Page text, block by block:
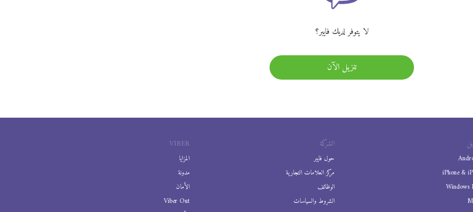
لا يتوفر لديك فايبر؟
تنزيل الآن
VIBER
المزايا
مدونة
الأمان
Viber Out
الشركة
حول فايبر
مركز العلامات التجارية
الوظائف
الشروط والسياسات
iPhone &
Windows